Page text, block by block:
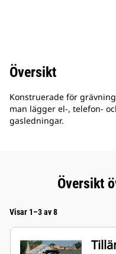
Översikt
Konstruerade för
man lägger el-, telefon-
gasledningar.
Översikt
Visar 1–3 av 8